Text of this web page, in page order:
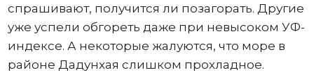
спрашивают, получится ли позагорать. Другие
уже успели обгореть даже при невысоком УФ-
индексе. А некоторые жалуются, что море в
районе Дадунхая слишком прохладное.